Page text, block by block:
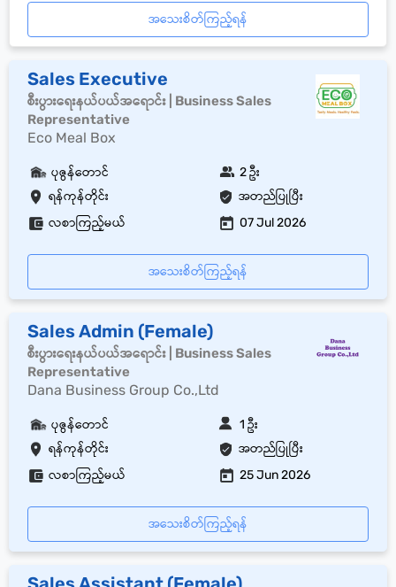
အသေးစိတ်ကြည့်ရန်
Sales Executive
စီးပွားရေးနယ်ပယ်အရောင်း | Business Sales
Representative
Eco Meal Box
ရန်ကုန်တိုင်း အတည်ပြုပြီး
ပုဇွန်တောင် 2 ဦး
လစာကြည့်မယ် 07 Jul 2026
အသေးစိတ်ကြည့်ရန်
Sales Admin (Female)
စီးပွားရေးနယ်ပယ်အရောင်း | Business Sales
Representative
Dana Business Group Co.,Ltd
ရန်ကုန်တိုင်း အတည်ပြုပြီး
ပုဇွန်တောင် 1 ဦး
လစာကြည့်မယ် 25 Jun 2026
အသေးစိတ်ကြည့်ရန်